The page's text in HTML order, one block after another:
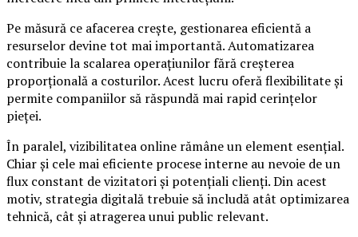
Pe măsură ce afacerea crește, gestionarea eficientă a
resurselor devine tot mai importantă. Automatizarea
contribuie la scalarea operațiunilor fără creșterea
proporțională a costurilor. Acest lucru oferă flexibilitate și
permite companiilor să răspundă mai rapid cerințelor
pieței.
În paralel, vizibilitatea online rămâne un element esențial.
Chiar și cele mai eficiente procese interne au nevoie de un
flux constant de vizitatori și potențiali clienți. Din acest
motiv, strategia digitală trebuie să includă atât optimizarea
tehnică, cât și atragerea unui public relevant.